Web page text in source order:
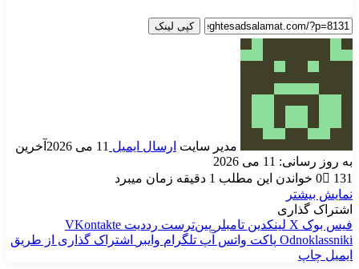
کپی لینک
مدیر سایت ارسال ایمیل 11 می 2026
آخرین
به روز رسانی: 11 می 2026
0
131
خواندن این مطلب 1 دقیقه زمان میبرد
نمایش بیشتر
اشتراک گذاری
فیس بوک X لینکدین ‫تامبلر ‫پین‌ترست ‫رددیت ‫VKontakte
‫Odnoklassniki پاکت واتس آپ تلگرام وایبر
اشتراک گذاری از طریق
ایمیل چاپ